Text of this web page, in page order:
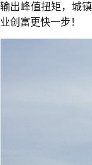
输出峰值扭矩，城
业创富更快一步！